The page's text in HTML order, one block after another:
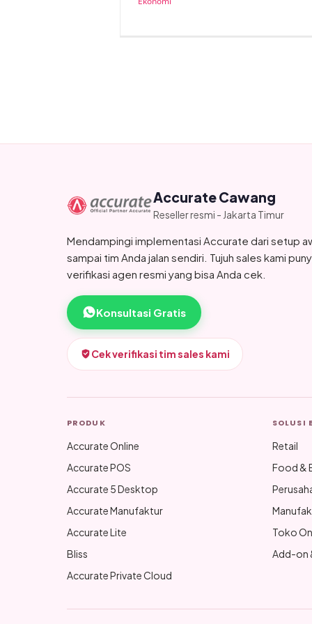
Accurate Cawang
Reseller resmi - Jakarta Timur
Mendampingi implementasi Accurate dari setup
sampai tim Anda jalan sendiri. Tujuh sales kami
verifikasi agen resmi yang bisa Anda cek.
Konsultasi Gratis
Cek verifikasi tim sales kami
PRODUK
Accurate Online
Accurate POS
Accurate 5 Desktop
Accurate Manufaktur
Accurate Lite
Bliss
Accurate Private Cloud
SOLUSI
Retail
Food &
Toko
Add-on